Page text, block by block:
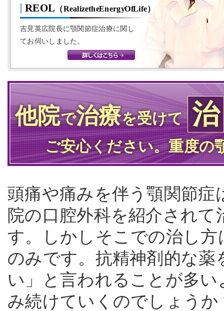
REOL （Realize the Energy Of Life）
吉見英広院長に顎関節症治療に関し
てお伺いしました。
他院で治療を受けて 治
ご安心ください。重度の
頭痛や痛みを伴う顎関節
院の口腔外科を紹介され
す。しかしそこでの治し
のみです。抗精神剤的な
い」と言われることが多
み続けていくのでしょう